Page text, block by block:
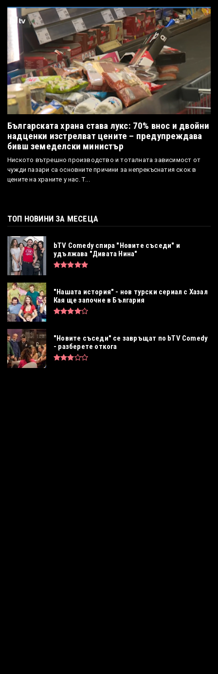
Българската храна става лукс: 70% внос и двойни
надценки изстрелват цените – предупреждава
бивш земеделски министър
Ниското вътрешно производство и тоталната зависимост от
чужди пазари са основните причини за непрекъснатия скок в
цените на храните у нас. Т...
ТОП НОВИНИ ЗА МЕСЕЦА
bTV Comedy спира "Новите съседи" и
удължава "Дивата Нина"
"Нашата история" - нов турски сериал с Хазал
Кая ще започне в България
"Новите съседи" се завръщат по bTV Comedy
- разберете откога